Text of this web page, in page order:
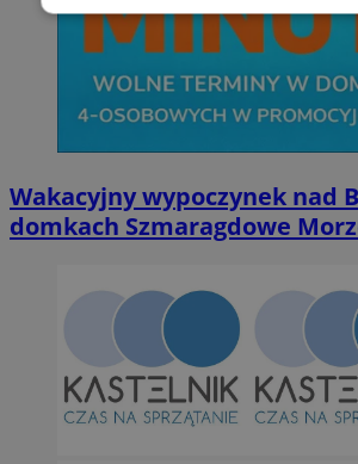
Wakacyjny wypoczynek nad
domkach Szmaragdowe
Niezbędne
Niezbędne pliki cookie umożliwiają
takich jak logowanie użytkownika i
można prawidłowo korzystać ze
Nazwa